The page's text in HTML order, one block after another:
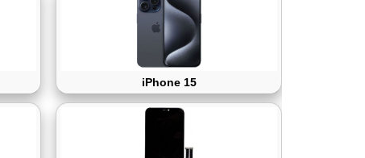
iPhone 15